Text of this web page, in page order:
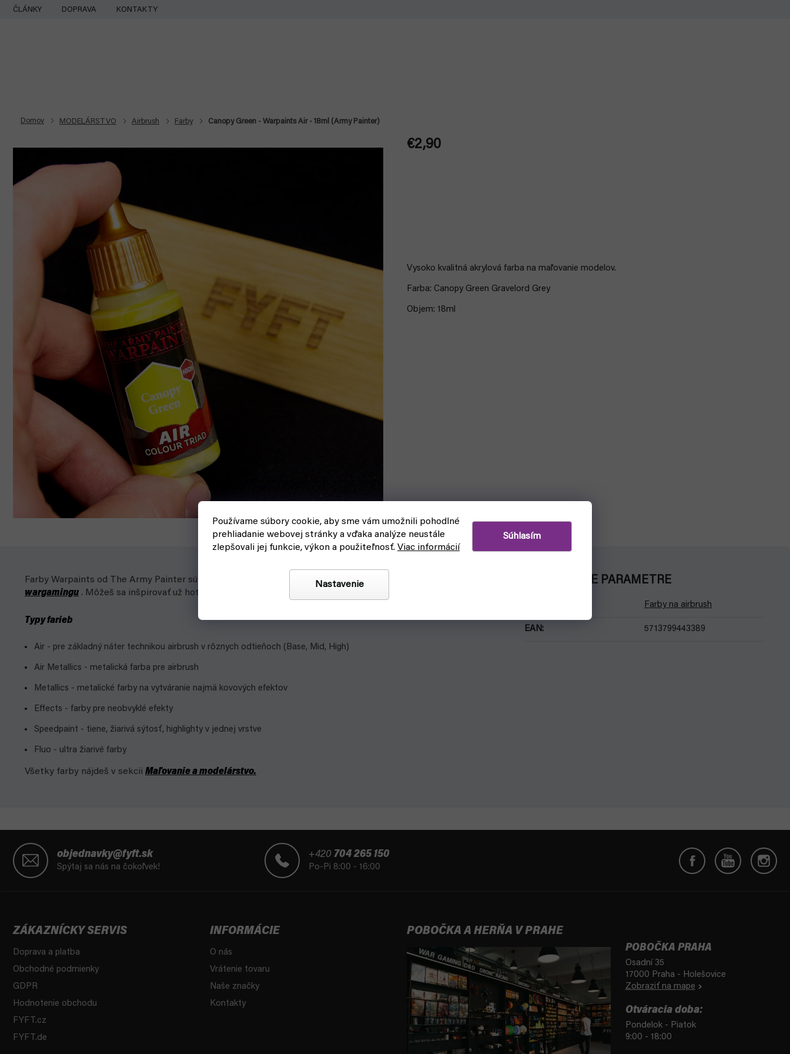
Používame súbory cookie, aby sme vám umožnili pohodlné
prehliadanie webovej stránky a vďaka analýze neustále
zlepšovali jej funkcie, výkon a použiteľnosť. Viac informácií
Nastavenie
Súhlasím
Prejsť
ČLÁNKY DOPRAVA KONTAKTY
Domov MODELÁRSTVO Airbrush Farby Canopy Green - Warpaints Air - 18ml (Army Painter)
€2,90
Vysoko kvalitná akrylová farba na maľovanie modelov.
Farba: Canopy Green Gravelord Grey
Objem: 18ml
Farby Warpaints od The Army Painter sú kvalitné akrylové farby, ktoré sa používajú na farbenie figúrok nielen k
wargamingu . Môžeš sa inšpirovať už hotovou schémou alebo zapojiť vlastnú fantáziu.
Typy farieb
Air - pre základný náter technikou airbrush v rôznych odtieňoch (Base, Mid, High)
Air Metallics - metalická farba pre airbrush
Metallics - metalické farby na vytváranie najmä kovových efektov
Effects - farby pre neobvyklé efekty
Speedpaint - tiene, žiarivá sýtosť, highlighty v jednej vrstve
Fluo - ultra žiarivé farby
Všetky farby nájdeš v sekcii Maľovanie a modelárstvo.
DODATOČNÉ PARAMETRE
Farby na airbrush
EAN: 5713799443389
objednavky@fyft.sk
Spýtaj sa nás na čokoľvek!
+420 704 265 150
Po-Pi 8:00 - 16:00
ZÁKAZNÍCKY SERVIS
Doprava a platba
Obchodné podmienky
GDPR
Hodnotenie obchodu
FYFT.cz
FYFT.de
INFORMÁCIE
O nás
Vrátenie tovaru
Naše značky
Kontakty
POBOČKA A HERŇA V PRAHE
POBOČKA PRAHA
Osadní 35
17000 Praha - Holešovice
Zobraziť na mape
Otváracia doba:
Pondelok - Piatok
9:00 - 18:00